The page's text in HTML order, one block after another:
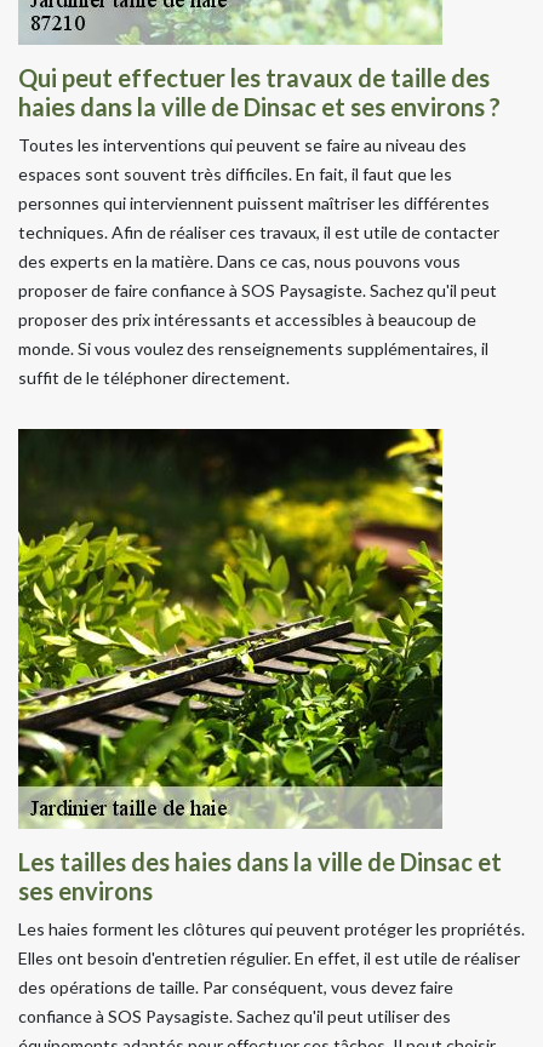
Qui peut effectuer les travaux de taille des
haies dans la ville de Dinsac et ses environs ?
Toutes les interventions qui peuvent se faire au niveau des
espaces sont souvent très difficiles. En fait, il faut que les
personnes qui interviennent puissent maîtriser les différentes
techniques. Afin de réaliser ces travaux, il est utile de contacter
des experts en la matière. Dans ce cas, nous pouvons vous
proposer de faire confiance à SOS Paysagiste. Sachez qu'il peut
proposer des prix intéressants et accessibles à beaucoup de
monde. Si vous voulez des renseignements supplémentaires, il
suffit de le téléphoner directement.
Les tailles des haies dans la ville de Dinsac et
ses environs
Les haies forment les clôtures qui peuvent protéger les propriétés.
Elles ont besoin d'entretien régulier. En effet, il est utile de réaliser
des opérations de taille. Par conséquent, vous devez faire
confiance à SOS Paysagiste. Sachez qu'il peut utiliser des